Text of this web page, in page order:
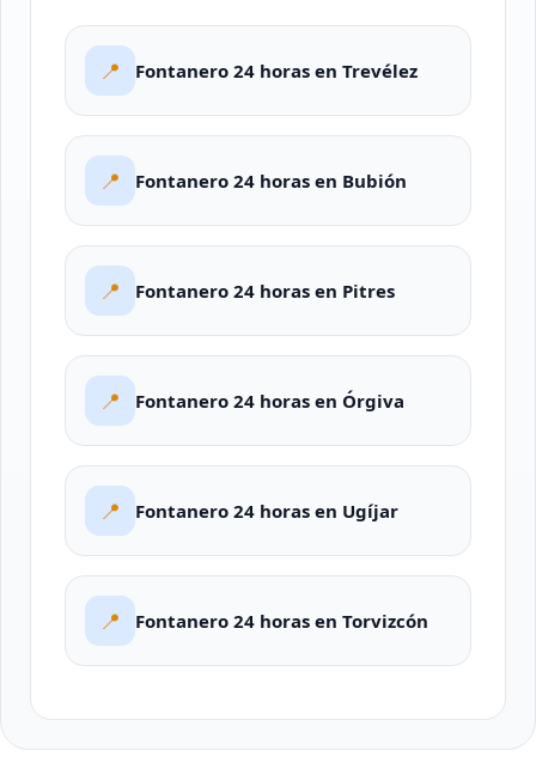
📍 Fontanero 24 horas en Trevélez
📍 Fontanero 24 horas en Bubión
📍 Fontanero 24 horas en Pitres
📍 Fontanero 24 horas en Órgiva
📍 Fontanero 24 horas en Ugíjar
📍 Fontanero 24 horas en Torvizcón